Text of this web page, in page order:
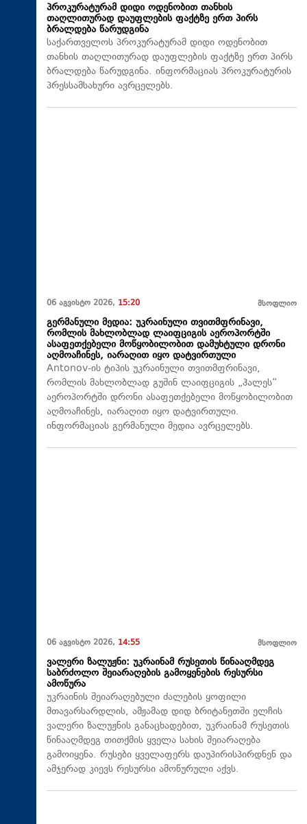
პროკურატურამ დიდი ოდენობით თანხის
თაღლითურად დაუფლების ფაქტზე ერთ პირს
ბრალდება წარუდგინა
საქართველოს პროკურატურამ დიდი ოდენობით
თანხის თაღლითურად დაუფლების ფაქტზე ერთ პირს
ბრალდება წარუდგინა. ინფორმაციას პროკურატურის
პრესსამსახური ავრცელებს.
06 აგვისტო 2026, 15:20 მსოფლიო
გერმანული მედია: უკრაინული თვითმფრინავი,
რომლის მახლობლად ლაიფციგის აეროპორტში
ასაფეთქებელი მოწყობილობით დამუხტული დრონი
აღმოაჩინეს, იარაღით იყო დატვირთული
Antonov-ის ტიპის უკრაინული თვითმფრინავი,
რომლის მახლობლად გუშინ ლაიფციგის „ჰალეს“
აეროპორტში დრონი ასაფეთქებელი მოწყობილობით
აღმოაჩინეს, იარაღით იყო დატვირთული.
ინფორმაციას გერმანული მედია ავრცელებს.
06 აგვისტო 2026, 14:55 მსოფლიო
ვალერი ზალუჟნი: უკრაინამ რუსეთის წინააღმდეგ
საბრძოლო შეიარაღების გამოყენების რესურსი
ამოწურა
უკრაინის შეიარაღებული ძალების ყოფილი
მთავარსარდლის, ამჟამად დიდ ბრიტანეთში ელჩის
ვალერი ზალუჟნის განაცხადებით, უკრაინამ რუსეთის
წინააღმდეგ თითქმის ყველა სახის შეიარაღება
გამოიყენა. რუსები ყველაფერს დაუპირისპირდნენ და
ამჯერად კიევს რესურსი ამოწურული აქვს.